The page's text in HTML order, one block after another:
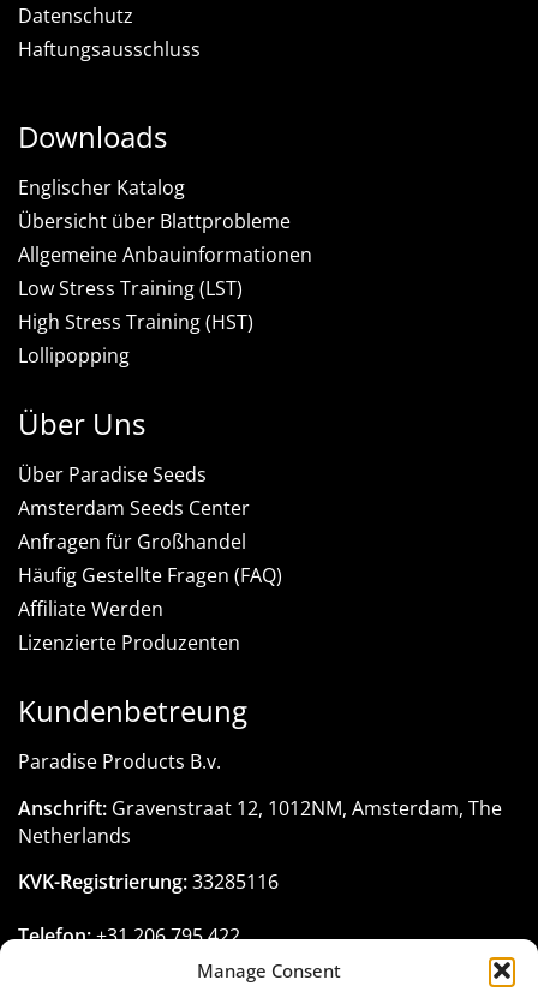
Manage Consent
Datenschutz
Haftungsausschluss
Downloads
Englischer Katalog
Übersicht über Blattprobleme
Allgemeine Anbauinformationen
Low Stress Training (LST)
High Stress Training (HST)
Lollipopping
Über Uns
Über Paradise Seeds
Amsterdam Seeds Center
Anfragen für Großhandel
Häufig Gestellte Fragen (FAQ)
Affiliate Werden
Lizenzierte Produzenten
Kundenbetreung
Paradise Products B.v.
Anschrift: Gravenstraat 12, 1012NM, Amsterdam, The
Netherlands
KVK-Registrierung:33285116
Telefon:+31 206 795 422
customerservice@paradise-seeds.com